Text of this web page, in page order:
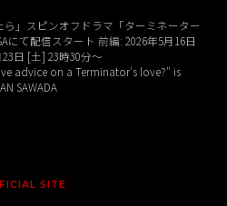
ら」スピンオフドラマ「ターミネーター
にて配信スタート 前編: 2026年5月16日
日 [土] 23時30分～
advice on a Terminator's love?" is
SAWADA
SITE